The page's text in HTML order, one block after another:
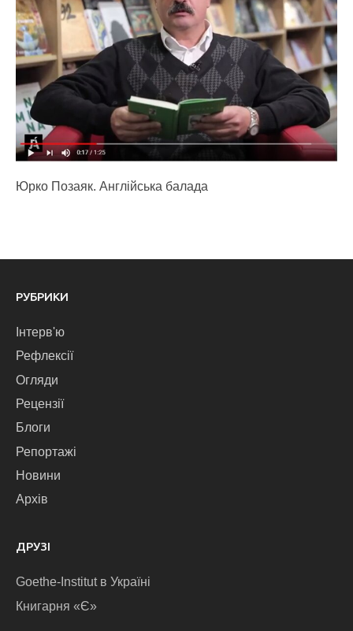
Юрко Позаяк. Англійська балада
РУБРИКИ
Інтерв'ю
Рефлексії
Огляди
Рецензії
Блоги
Репортажі
Новини
Архів
ДРУЗІ
Goethe-Institut в Україні
Книгарня «Є»